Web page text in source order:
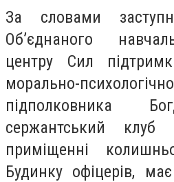
За словами
Об’єднаного
центру Сил
морально-
підполковника
сержантський клуб
приміщенні
Будинку офіцерів,